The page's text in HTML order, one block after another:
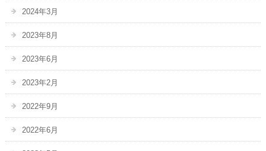
2024年3月
2023年8月
2023年6月
2023年2月
2022年9月
2022年6月